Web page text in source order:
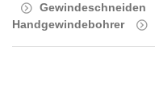
Gewindeschneiden
Handgewindebohrer